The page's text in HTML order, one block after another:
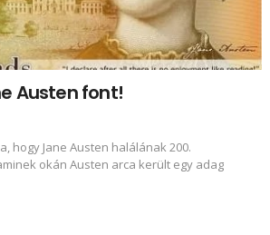
Austen font!
hogy Jane Austen halálának 200.
okán Austen arca került egy adag